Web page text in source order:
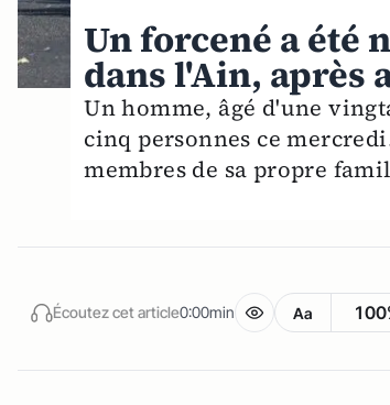
Un forcené a été
dans l'Ain, après
Un homme, âgé d'une
cinq personnes ce
membres de sa propre
Écoutez cet article0:00min Aa